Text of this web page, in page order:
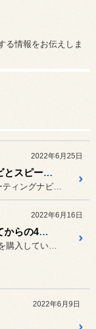
る情報をお伝えしま
2022年6月25日
ハイエースに流行りのナビとスピーカーを
2022年6月16日
アレンザLX100を装着してからの4輪アライメント調整
2022年6月9日